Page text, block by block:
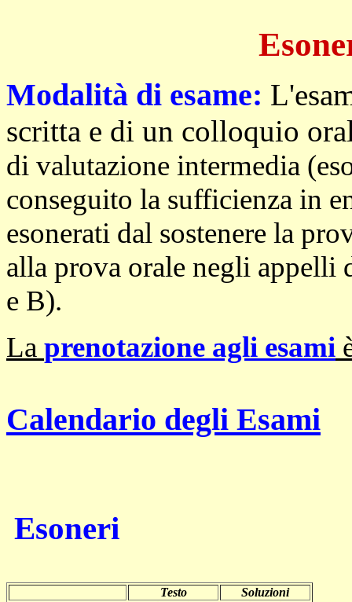
Modalità di esame:
scritta e di un colloquio
di valutazione intermedia
conseguito la sufficienza in
esonerati dal sostenere la
alla prova orale negli appelli
e B).
La prenotazione agli esami
Calendario degli Esami
Esoneri
Testo
Soluzioni